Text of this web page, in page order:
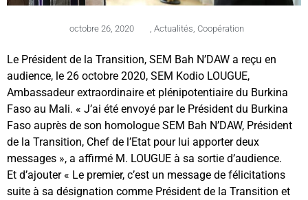
octobre 26, 2020 Actualités Coopération
Le Président de la Transition, SEM Bah N’DAW a reçu en
audience, le 26 octobre 2020, SEM Kodio LOUGUE,
Ambassadeur extraordinaire et plénipotentiaire du Burkina
Faso au Mali. « J’ai été envoyé par le Président du Burkina
Faso auprès de son homologue SEM Bah N’DAW, Président
de la Transition, Chef de l’Etat pour lui apporter deux
messages », a affirmé M. LOUGUE à sa sortie d’audience.
Et d’ajouter « Le premier, c’est un message de félicitations
suite à sa désignation comme Président de la Transition et